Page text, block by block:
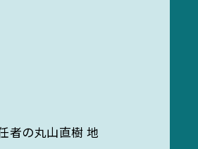
者の丸山直樹 地